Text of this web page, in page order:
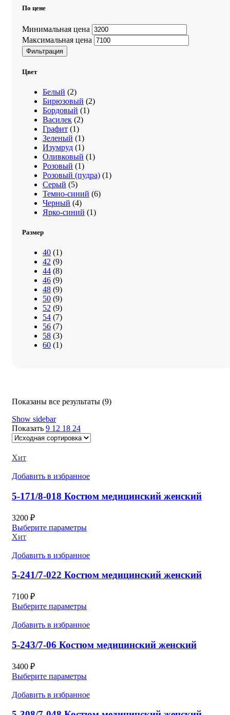
По цене
Минимальная цена
Максимальная цена
Фильтрация
Цвет
Белый (2)
Бирюзовый (2)
Бордовый (1)
Василек (2)
Графит (1)
Зеленый (1)
Изумруд (1)
Оливковый (1)
Розовый (1)
Розовый (пудра) (1)
Серый (5)
Темно-синий (6)
Черный (4)
Ярко-синий (1)
Размер
40 (1)
42 (9)
44 (8)
46 (9)
48 (9)
50 (9)
52 (9)
54 (7)
56 (7)
58 (3)
60 (1)
Показаны все результаты (9)
Show sidebar
Показать 9 12 18 24
Хит
Добавить в избранное
5-171/8-018 Костюм медицинский женский
3200 ₽
Выберите параметры
Хит
Добавить в избранное
5-241/7-022 Костюм медицинский женский
7100 ₽
Выберите параметры
Добавить в избранное
5-243/7-06 Костюм медицинский женский
3400 ₽
Выберите параметры
Добавить в избранное